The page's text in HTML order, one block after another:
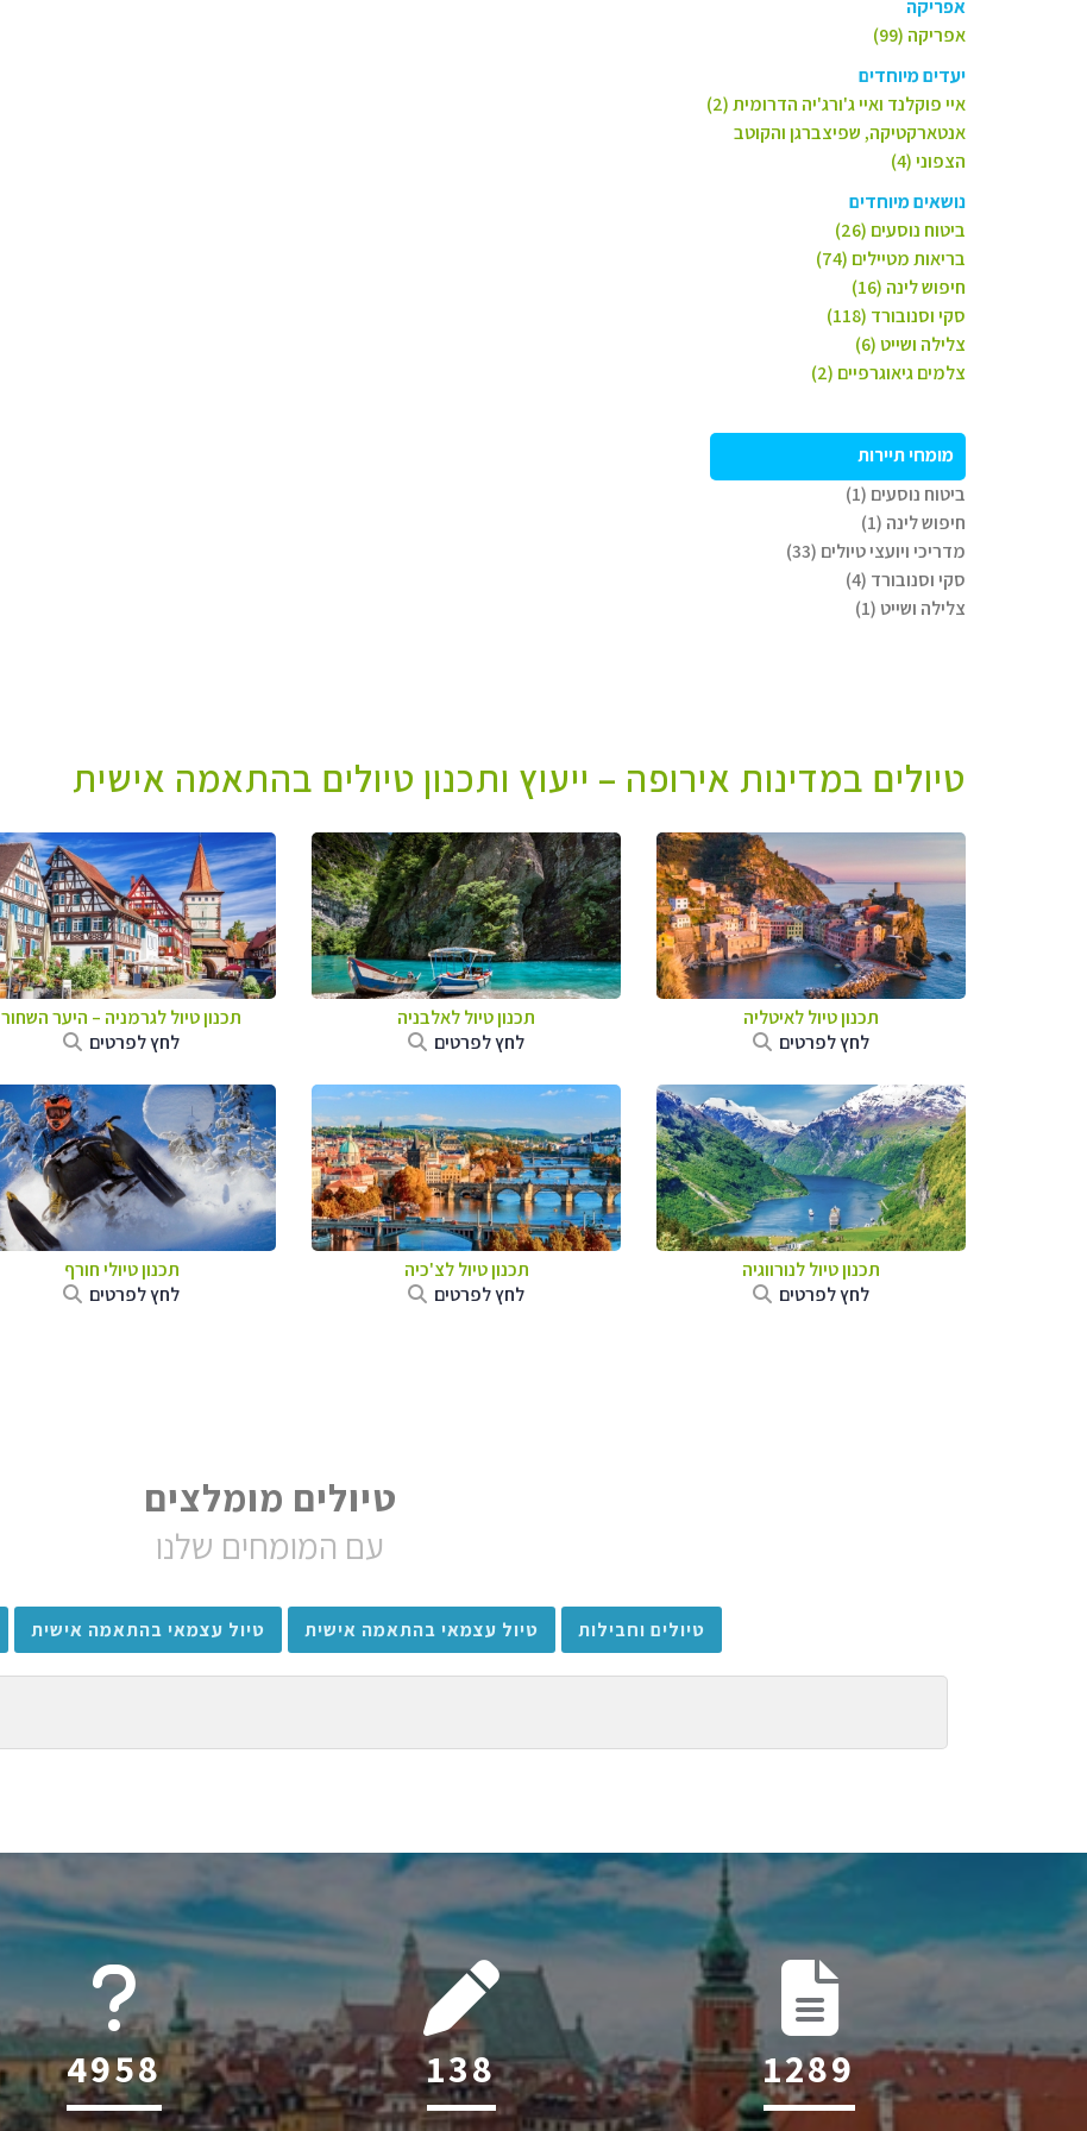
אפריקה
אפריקה (99)
יעדים מיוחדים
איי פוקלנד ואיי ג'ורג'יה הדרומית (2)
אנטארקטיקה, שפיצברגן והקוטב
הצפוני (4)
נושאים מיוחדים
ביטוח נוסעים (26)
בריאות מטיילים (74)
חיפוש לינה (16)
סקי וסנובורד (118)
צלילה ושייט (6)
צלמים גיאוגרפיים (2)
מומחי תיירות
ביטוח נוסעים (1)
חיפוש לינה (1)
מדריכי ויועצי טיולים (33)
סקי וסנובורד (4)
צלילה ושייט (1)
טיולים במדינות אירופה – ייעוץ ותכנון טיולים בהתאמה אישית
תכנון טיול לאיטליה
לחץ לפרטים
תכנון טיול לאלבניה
לחץ לפרטים
תכנון טיול לגרמניה – היער השחור
לחץ לפרטים
תכנון טיול לנורווגיה
לחץ לפרטים
תכנון טיול לצ'כיה
לחץ לפרטים
תכנון טיולי חורף
לחץ לפרטים
טיולים מומלצים
עם המומחים שלנו
טיולים וחבילות טיול עצמאי בהתאמה אישית טיול עצמאי בהתאמה אישית
6045 199 1852